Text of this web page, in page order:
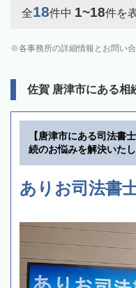
全18件中 1~18件を
各事務所の詳細情報とお問い
佐賀 唐津市にある相
【唐津市にある司法書
続のお悩みを解決いた
ありお司法書